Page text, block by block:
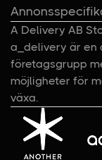
A Delivery AB
a_delivery är en
företagsgrupp
möjligheter för
växa.